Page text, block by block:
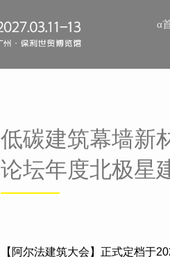
α
低碳建筑幕墙新
论坛年度北极星
【阿尔法建筑大会】正式定档于